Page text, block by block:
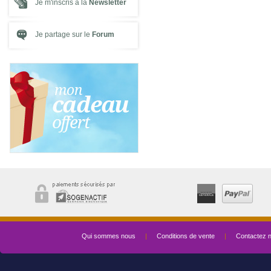
Je m'inscris à la Newsletter
Je partage sur le Forum
Qui sommes nous | Conditions de vente | Contactez